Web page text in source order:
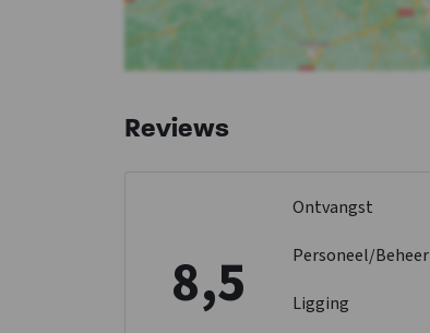
Reviews
8,5
Ontvangst
Personeel/Beheer
Ligging